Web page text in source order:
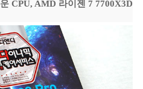
CPU, AMD 라이젠 7 7700X3D